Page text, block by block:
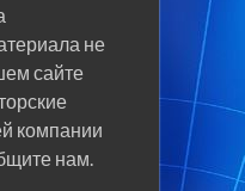
не
сайте
компании
нам.